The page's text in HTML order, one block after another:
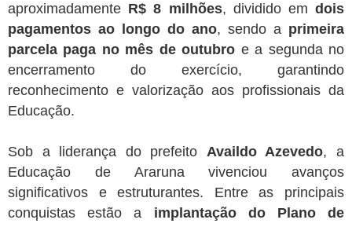
aproximadamente R$ 8 milhões, dividido emdois
pagamentos ao longo do ano, sendo a primeira
parcela paga no mês de outubro e a segunda no
encerramento do exercício, garantindo
reconhecimento e valorização aos profissionais da
Educação.
Sob a liderança do prefeito Availdo Azevedo, a
Educação de Araruna vivenciou avanços
significativos e estruturantes. Entre as principais
conquistas estão a implantação do Plano de